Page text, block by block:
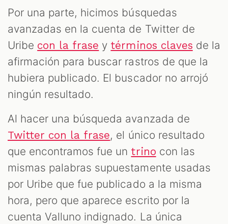
Por una parte, hicimos búsquedas
avanzadas en la cuenta de Twitter de
Uribe con la frase y términos claves de la
afirmación para buscar rastros de que la
hubiera publicado. El buscador no arrojó
ningún resultado.
Al hacer una búsqueda avanzada de
Twitter con la frase, el único resultado
que encontramos fue un trino con las
mismas palabras supuestamente usadas
por Uribe que fue publicado a la misma
hora, pero que aparece escrito por la
cuenta Valluno indignado. La única